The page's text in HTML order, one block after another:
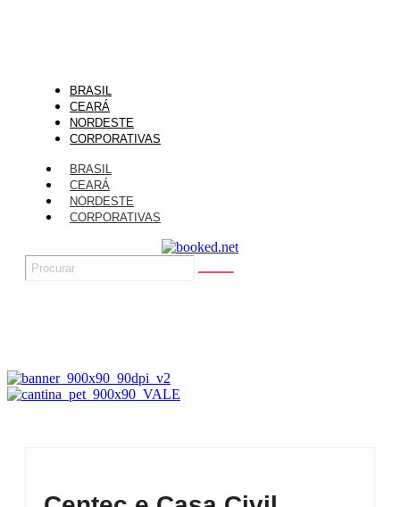
BRASIL
CEARÁ
NORDESTE
CORPORATIVAS
BRASIL
CEARÁ
NORDESTE
CORPORATIVAS